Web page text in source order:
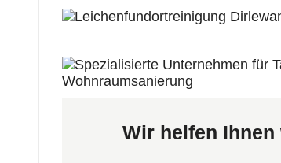
Wir helfen Ihnen